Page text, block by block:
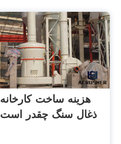
هزینه ساخت کارخانه
ذغال سنگ چقدر است